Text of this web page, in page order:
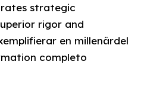
strategic
rigor and
en millenärdel
completo